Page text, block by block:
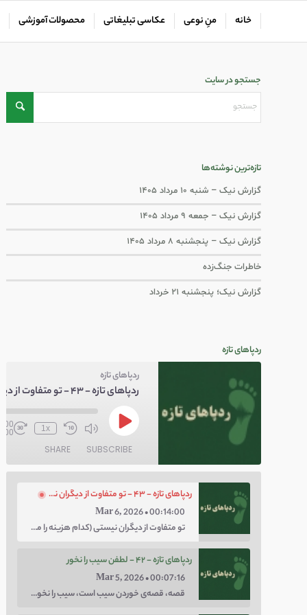
خانه منِ نوعی عکاسی تبلیغاتی محصولات آموزشی
جستجو در سایت
تازه‌ترین نوشته‌ها
گزارش نیک – شنبه ۱۰ مرداد ۱۴۰۵
گزارش نیک – جمعه ۹ مرداد ۱۴۰۵
گزارش نیک – پنجشنبه ۸ مرداد ۱۴۰۵
خاطرات جنگ‌‌زده
گزارش نیک؛ پنجشنبه ۲۱ خرداد
ردپاهای تازه
ردپاهای تازه
1x
SUBSCRIBE
SHARE
ردپاهای تازه - ۴۳ - تو متفاوت از دیگران نیستی
Mar 6, 2026 • 00:14:00
تو متفاوت از دیگران نیستی (کدام هزینه را می‌خواهی پرداخت کنی؛ هزینه‌ی چاق بودن یا لاغر بودن؟ با توهم متفاوت بودن کار را برای خودت سخت نکن.)
ردپاهای تازه - ۴۲ - لطفن سیب را نخور
Mar 5, 2026 • 00:07:16
قصه، قصه‌ی خوردن سیب است، سیب را نخور، اعتماد کن.